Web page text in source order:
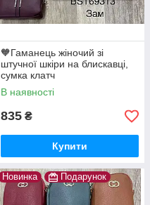
🧡Гаманець жіночий зі
штучної шкіри на блискавці,
сумка клатч
В наявності
835 ₴
Купити
Новинка Подарунок